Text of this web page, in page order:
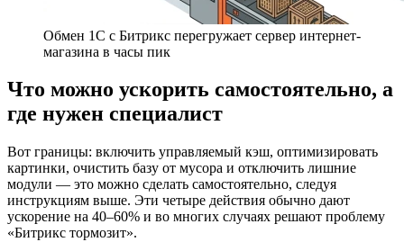
Обмен 1С с Битрикс перегружает сервер интернет-
магазина в часы пик
Что можно ускорить самостоятельно, а
где нужен специалист
Вот границы: включить управляемый кэш, оптимизировать
картинки, очистить базу от мусора и отключить лишние
модули — это можно сделать самостоятельно, следуя
инструкциям выше. Эти четыре действия обычно дают
ускорение на 40–60% и во многих случаях решают проблему
«Битрикс тормозит».